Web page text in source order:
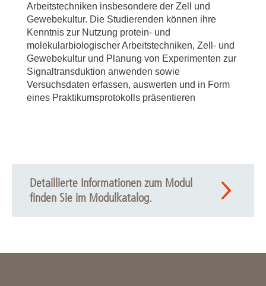
Arbeitstechniken insbesondere der Zell und
Gewebekultur. Die Studierenden können ihre
Kenntnis zur Nutzung protein- und
molekularbiologischer Arbeitstechniken, Zell- und
Gewebekultur und Planung von Experimenten zur
Signaltransduktion anwenden sowie
Versuchsdaten erfassen, auswerten und in Form
eines Praktikumsprotokolls präsentieren
Detaillierte Informationen zum Modul
finden Sie im Modulkatalog.